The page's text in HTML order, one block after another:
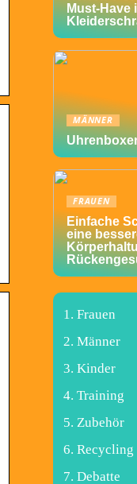
Must-Have
MÄNNER
FRAUEN
Einfache
eine
Frauen
Männer
Kinder
Training
Zubehör
Recycling
Debatte